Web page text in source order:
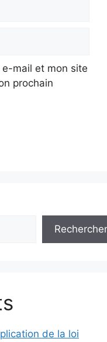
e-mail et mon site
prochain
Rechercher
de la loi